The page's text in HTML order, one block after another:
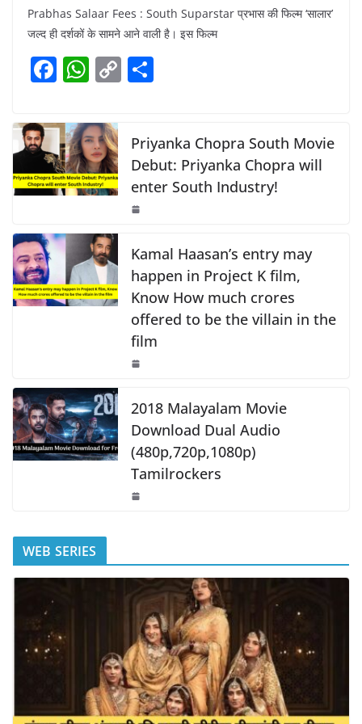
c
e
b
o
k
at
s
A
p
p
y
Li
k
ar
Prabhas Salaar Fees : South Suparstar प्रभास की फिल्म ‘सालार’
जल्द ही दर्शकों के सामने आने वाली है। इस फिल्म
F
c
e
b
o
o
k
W
at
s
A
p
p
C
y
Li
n
k
e
Priyanka Chopra South Movie
Debut: Priyanka Chopra will
enter South Industry!
Kamal Haasan’s entry may
happen in Project K film,
Know How much crores
offered to be the villain in the
film
2018 Malayalam Movie
Download Dual Audio
(480p,720p,1080p)
Tamilrockers
WEB SERIES